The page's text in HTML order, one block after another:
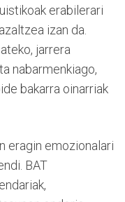
erabilerari
izan da.
jarrera
nabarmenkiago,
bakarra oinarriak
eragin emozionalari
BAT